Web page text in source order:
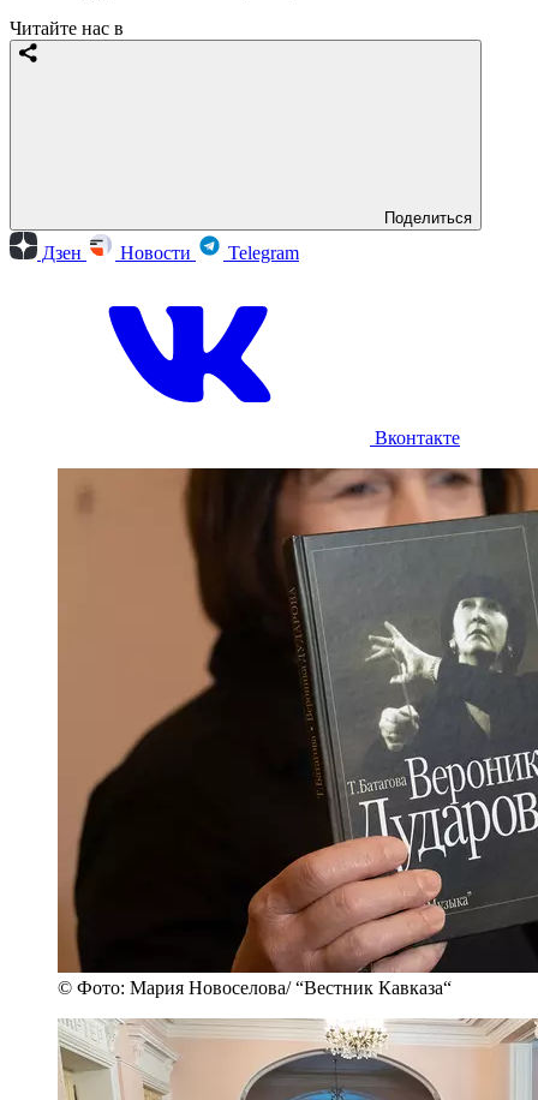
Читайте нас в
Поделиться
Дзен Новости Telegram
Вконтакте
© Фото: Мария Новоселова/ “Вестник Кавказа“